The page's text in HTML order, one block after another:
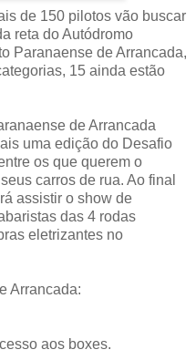
de 150 pilotos vão buscar
reta do Autódromo
Paranaense de Arrancada,
15 ainda estão
de Arrancada
uma edição do Desafio
os que querem o
carros de rua. Ao final
assistir o show de
das 4 rodas
eletrizantes no
Arrancada:
aos boxes.